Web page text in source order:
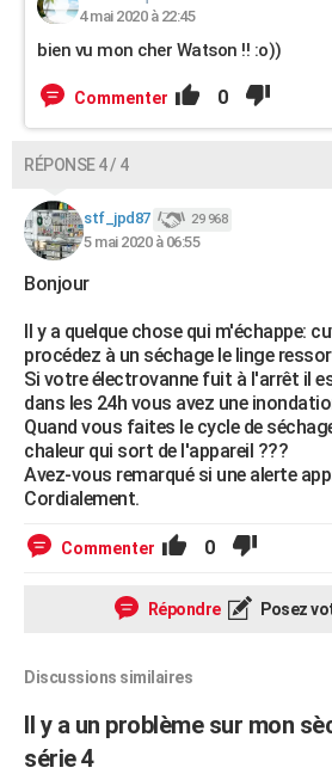
4 mai 2020 à 22:45
bien vu mon cher Watson !! :o))
Commenter 0
RÉPONSE 4 / 4
stf_jpd87 29 968
5 mai 2020 à 06:55
Bonjour
Il y a quelque chose qui m'échappe:
procédez à un séchage le linge
Si votre électrovanne fuit à l'arrêt il
dans les 24h vous avez une
Quand vous faites le cycle de
chaleur qui sort de l'appareil ???
Avez-vous remarqué si une alerte
Cordialement.
Commenter 0
Répondre Posez
Discussions similaires
Il y a un problème sur mon
série 4